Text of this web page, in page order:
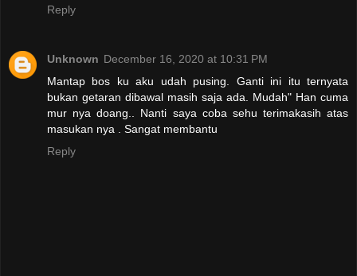
Reply
Unknown December 16, 2020 at 10:31 PM
Mantap bos ku aku udah pusing. Ganti ini itu ternyata
bukan getaran dibawal masih saja ada. Mudah" Han cuma
mur nya doang.. Nanti saya coba sehu terimakasih atas
masukan nya . Sangat membantu
Reply